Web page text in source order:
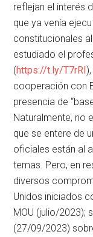
reflejan el interés
que ya venía
constitucionales
estudiado el
(https://t.ly/T7rRI
cooperación con
presencia de
Naturalmente, no
que se entere de
oficiales están al
temas. Pero, en
diversos
Unidos iniciados
MOU (julio/2023);
(27/09/2023)